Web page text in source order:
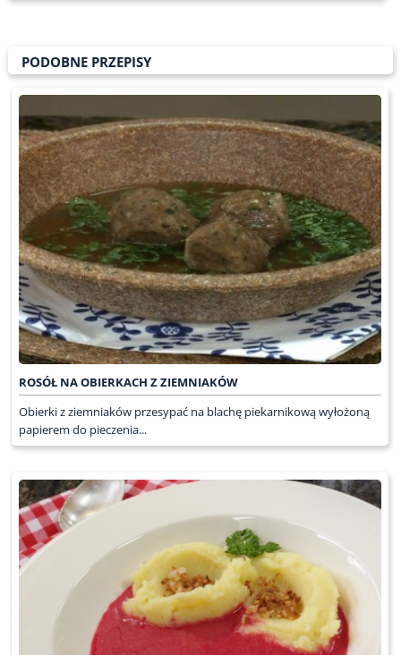
PODOBNE PRZEPISY
ROSÓŁ NA OBIERKACH Z ZIEMNIAKÓW
Obierki z ziemniaków przesypać na blachę piekarnikową wyłożoną
papierem do pieczenia...